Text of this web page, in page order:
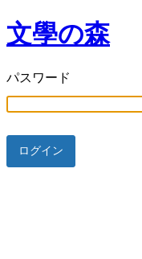
文學の森
パスワード